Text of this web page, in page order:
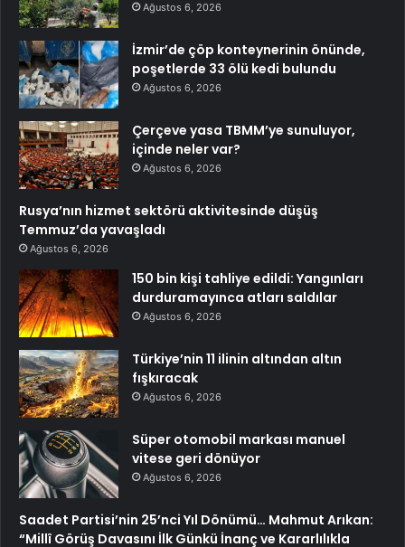
Ağustos 6, 2026
İzmir’de çöp konteynerinin önünde,
poşetlerde 33 ölü kedi bulundu
Ağustos 6, 2026
Çerçeve yasa TBMM’ye sunuluyor,
içinde neler var?
Ağustos 6, 2026
Rusya’nın hizmet sektörü aktivitesinde düşüş
Temmuz’da yavaşladı
Ağustos 6, 2026
150 bin kişi tahliye edildi: Yangınları
durduramayınca atları saldılar
Ağustos 6, 2026
Türkiye’nin 11 ilinin altından altın
fışkıracak
Ağustos 6, 2026
Süper otomobil markası manuel
vitese geri dönüyor
Ağustos 6, 2026
Saadet Partisi’nin 25’nci Yıl Dönümü… Mahmut Arıkan:
“Millî Görüş Davasını İlk Günkü İnanç ve Kararlılıkla